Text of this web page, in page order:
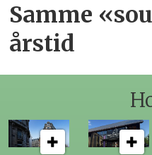
Samme
årstid